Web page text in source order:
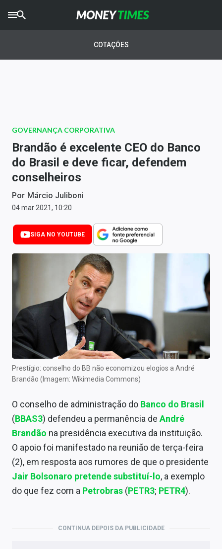
AGROTIMES
Newsletters
Money Trader
Anuncie
Últimas Notícias
Newsletters
Cotações
Comprar ou vender?
Carteiras Recomendadas
Central de Dividendos
Central de Fundos Imobiliários
Central dos IPOs
Renda Fixa
Finanças Pessoais
Mercados
Economia
Empresas
Brasil
COTAÇÕES
GOVERNANÇA CORPORATIVA
Brandão é excelente CEO do Banco
do Brasil e deve ficar, defendem
conselheiros
Por Márcio Juliboni
04 mar 2021, 10:20
SIGA NO YOUTUBE
Prestígio: conselho do BB não economizou elogios a André
Brandão (Imagem: Wikimedia Commons)
O conselho de administração do Banco do Brasil
(BBAS3) defendeu a permanência deAndré
Brandão na presidência executiva da instituição.
O apoio foi manifestado na reunião de terça-feira
(2), em resposta aos rumores de que o presidente
Jair Bolsonaro pretende substituí-lo, a exemplo
do que fez com a Petrobras (PETR3; PETR4).
CONTINUA DEPOIS DA PUBLICIDADE